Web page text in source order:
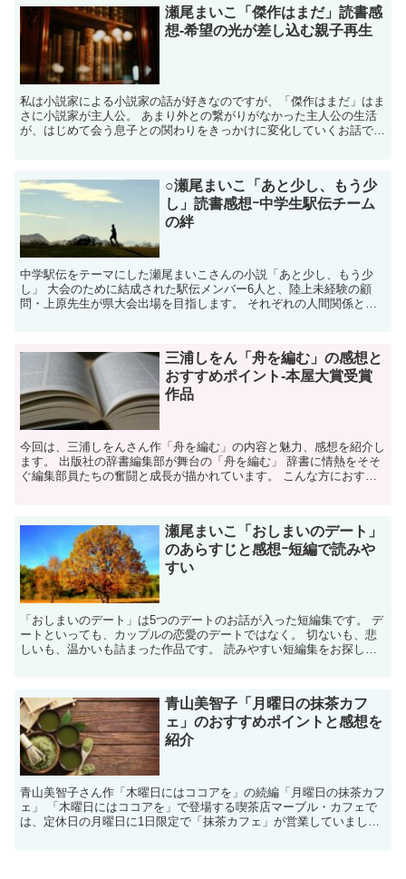
瀬尾まいこ「傑作はまだ」読書感
想‐希望の光が差し込む親子再生
私は小説家による小説家の話が好きなのですが、「傑作はまだ」はま
さに小説家が主人公。 あまり外との繋がりがなかった主人公の生活
が、はじめて会う息子との関わりをきっかけに変化していくお話で
○瀬尾まいこ「あと少し、もう少
し」読書感想ｰ中学生駅伝チーム
の絆
中学駅伝をテーマにした瀬尾まいこさんの小説「あと少し、もう少
し」 大会のために結成された駅伝メンバー6人と、陸上未経験の顧
問・上原先生が県大会出場を目指します。 それぞれの人間関係と成
三浦しをん「舟を編む」の感想と
おすすめポイント‐本屋大賞受賞
作品
今回は、三浦しをんさん作「舟を編む」の内容と魅力、感想を紹介し
ます。 出版社の辞書編集部が舞台の「舟を編む」 辞書に情熱をそそ
ぐ編集部員たちの奮闘と成長が描かれています。 こんな方におすす
瀬尾まいこ「おしまいのデート」
のあらすじと感想ｰ短編で読みや
すい
「おしまいのデート」は5つのデートのお話が入った短編集です。 デ
ートといっても、カップルの恋愛のデートではなく。 切ないも、悲
しいも、温かいも詰まった作品です。 読みやすい短編集をお探しの
青山美智子「月曜日の抹茶カフ
ェ」のおすすめポイントと感想を
紹介
青山美智子さん作「木曜日にはココアを」の続編「月曜日の抹茶カフ
ェ」 「木曜日にはココアを」で登場する喫茶店マーブル・カフェで
は、定休日の月曜日に1日限定で「抹茶カフェ」が営業していまし